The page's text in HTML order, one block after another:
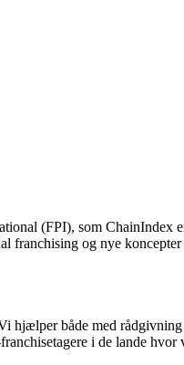
(FPI), som
og nye
både med
i de lande